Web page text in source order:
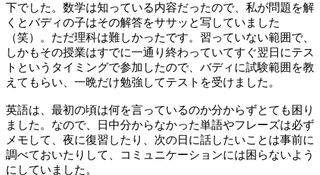
下でした。数学は知っている内容だったので、私が問題を解
くとバディの子はその解答をササッと写していました
（笑）。ただ理科は難しかったです。習っていない範囲で、
しかもその授業はすでに一通り終わっていてすぐ翌日にテス
トというタイミングで参加したので、バディに試験範囲を教
えてもらい、一晩だけ勉強してテストを受けました。
英語は、最初の頃は何を言っているのか分からずとても困り
ました。なので、日中分からなかった単語やフレーズは必ず
メモして、夜に復習したり、次の日に話したいことは事前に
調べておいたりして、コミュニケーションには困らないよう
にしていました。